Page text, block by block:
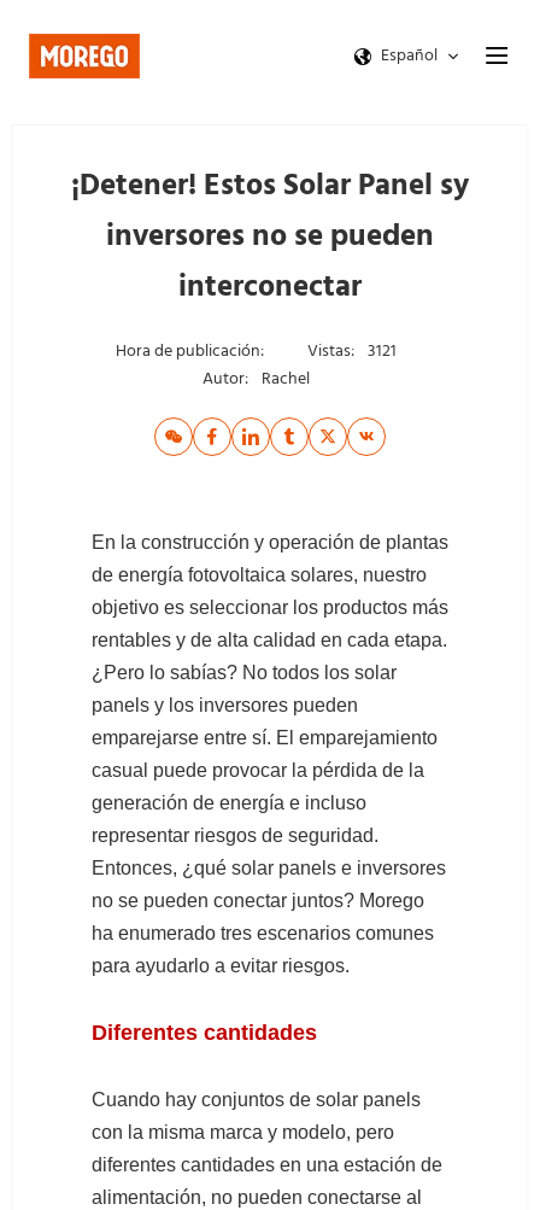
Español
¡Detener! Estos Solar Panel sy
inversores no se pueden
interconectar
Hora de publicación: Vistas: 3121
Autor: Rachel
En la construcción y operación de plantas
de energía fotovoltaica solares, nuestro
objetivo es seleccionar los productos más
rentables y de alta calidad en cada etapa.
¿Pero lo sabías? No todos los solar
panels y los inversores pueden
emparejarse entre sí. El emparejamiento
casual puede provocar la pérdida de la
generación de energía e incluso
representar riesgos de seguridad.
Entonces, ¿qué solar panels e inversores
no se pueden conectar juntos? Morego
ha enumerado tres escenarios comunes
para ayudarlo a evitar riesgos.
Diferentes cantidades
Cuando hay conjuntos de solar panels
con la misma marca y modelo, pero
diferentes cantidades en una estación de
alimentación, no pueden conectarse al